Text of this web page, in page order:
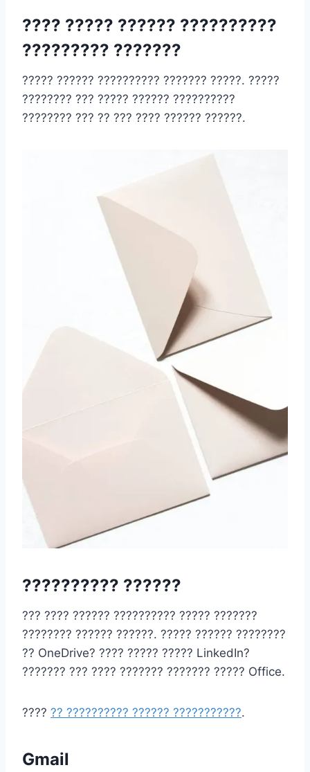
???? ????? ?????? ??????????
????????? ???????
????? ?????? ?????????? ??????? ?????. ?????
???????? ??? ????? ?????? ??????????
???????? ??? ?? ??? ???? ?????? ??????.
?????????? ??????
??? ???? ?????? ?????????? ????? ???????
???????? ?????? ??????. ????? ?????? ????????
?? OneDrive? ???? ????? ????? LinkedIn?
??????? ??? ???? ??????? ??????? ????? Office.
???? ?? ?????????? ?????? ???????????.
Gmail